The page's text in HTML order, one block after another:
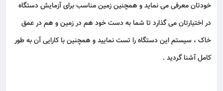
خودتان معرفی می نماید و همچنین زمین مناسب برای آزمایش دستگاه
در اختیارتان می گذارد تا شما به دست خود هم در زمین و هم در عمق
خاک ، سیستم این دستگاه را تست نمایید و همچنین با کارایی آن به طور
کامل آشنا گردید .